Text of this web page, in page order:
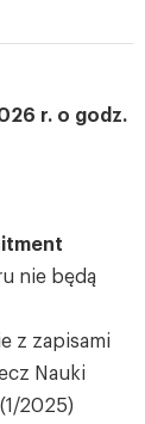
r. o godz.
nie będą
z zapisami
Nauki
2025)